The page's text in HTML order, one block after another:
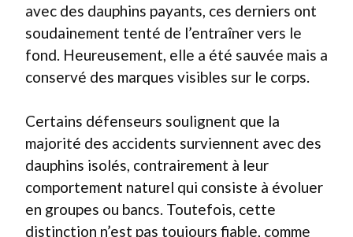
avec des dauphins payants, ces derniers ont
soudainement tenté de l’entraîner vers le
fond. Heureusement, elle a été sauvée mais a
conservé des marques visibles sur le corps.
Certains défenseurs soulignent que la
majorité des accidents surviennent avec des
dauphins isolés, contrairement à leur
comportement naturel qui consiste à évoluer
en groupes ou bancs. Toutefois, cette
distinction n’est pas toujours fiable, comme